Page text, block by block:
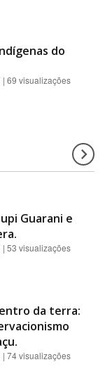
do
| 69 visualizações
Guarani e
| 53 visualizações
da terra:
| 74 visualizações